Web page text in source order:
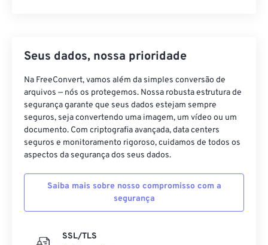
Seus dados, nossa prioridade
Na FreeConvert, vamos além da simples conversão de
arquivos — nós os protegemos. Nossa robusta estrutura de
segurança garante que seus dados estejam sempre
seguros, seja convertendo uma imagem, um vídeo ou um
documento. Com criptografia avançada, data centers
seguros e monitoramento rigoroso, cuidamos de todos os
aspectos da segurança dos seus dados.
Saiba mais sobre nosso compromisso com a
segurança
SSL/TLS